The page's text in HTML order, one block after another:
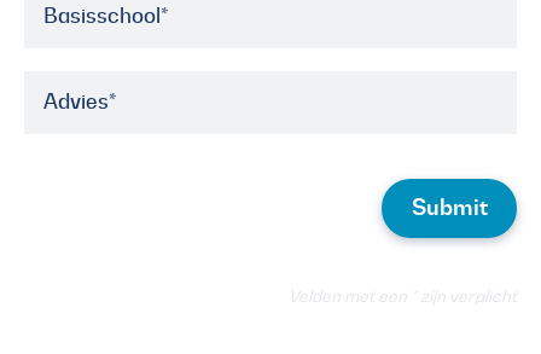
Basisschool*
Advies*
Velden met een * zijn verplicht